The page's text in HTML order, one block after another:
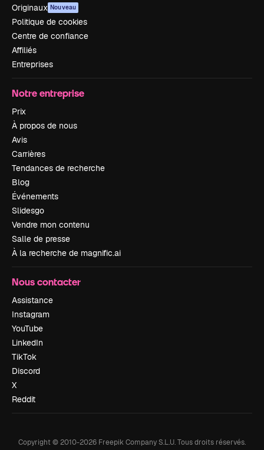
Originaux Nouveau
Politique de cookies
Centre de confiance
Affiliés
Entreprises
Notre entreprise
Prix
À propos de nous
Avis
Carrières
Tendances de recherche
Blog
Événements
Slidesgo
Vendre mon contenu
Salle de presse
À la recherche de magnific.ai
Nous contacter
Assistance
Instagram
YouTube
LinkedIn
TikTok
Discord
X
Reddit
Copyright © 2010-2026 Freepik Company S.L.U.Tous droits réservés.